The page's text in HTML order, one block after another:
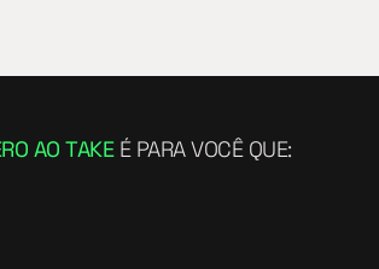
AO TAKE É PARA VOCÊ QUE: